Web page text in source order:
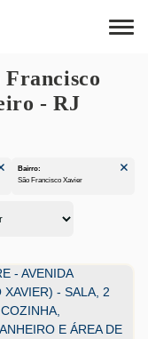
Francisco
- RJ